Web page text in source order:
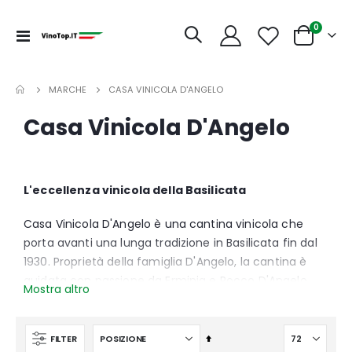
Toggle
Cart
0articoli
MARCHE CASA VINICOLA D'ANGELO
Casa Vinicola D'Angelo
L'eccellenza vinicola della Basilicata
Casa Vinicola D'Angelo è una cantina vinicola che
porta avanti una lunga tradizione in Basilicata fin dal
1930. Proprietà della famiglia D'Angelo, la cantina è
guidata con passione da Erminia e Rocco D'Angelo,
produzione annuale di circa 350.000 bottiglie, la Casa
Mostra altro
FILTER
Imposta